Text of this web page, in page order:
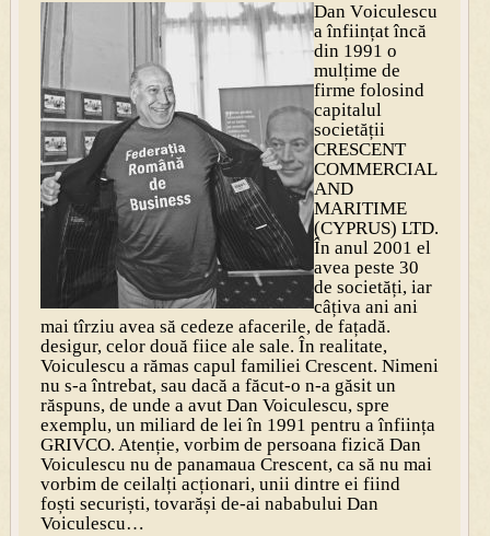
Dan Voiculescu
a înființat încă
din 1991 o
mulțime de
firme folosind
capitalul
societății
CRESCENT
COMMERCIAL
AND
MARITIME
(CYPRUS) LTD.
În anul 2001 el
avea peste 30
de societăți, iar
câțiva ani ani
mai tîrziu avea să cedeze afacerile, de fațadă.
desigur, celor două fiice ale sale. În realitate,
Voiculescu a rămas capul familiei Crescent. Nimeni
nu s-a întrebat, sau dacă a făcut-o n-a găsit un
răspuns, de unde a avut Dan Voiculescu, spre
exemplu, un miliard de lei în 1991 pentru a înființa
GRIVCO. Atenție, vorbim de persoana fizică Dan
Voiculescu nu de panamaua Crescent, ca să nu mai
vorbim de ceilalți acționari, unii dintre ei fiind
foști securiști, tovarăși de-ai nababului Dan
Voiculescu…